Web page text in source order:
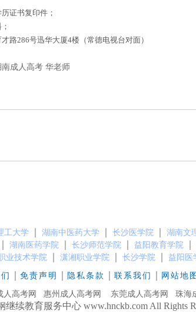
证书复印件；
286号迅华大厦4楼（常德电视台对面）
华老师
工大学 湖南中医药大学 长沙医学院 湖南文
湖南医药学院 长沙师范学院 益阳教育学院
业技术学院 潇湘职业学院 长沙学院 益阳医
免责声明 隐私条款 联系我们 网站地
人高考网 惠州成人高考网 东莞成人高考网 珠海
继续教育服务中心 www.hnckb.com All Rights